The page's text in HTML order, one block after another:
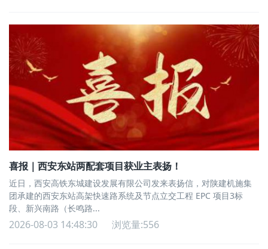
喜报｜西安东站两配套项目获业主表扬！
近日，西安高铁东城建设发展有限公司发来表扬信，对陕建机施集
团承建的西安东站高架快速路系统及节点立交工程 EPC 项目3标
段、新兴南路（长鸣路...
2026-08-03 14:48:30 浏览量:556